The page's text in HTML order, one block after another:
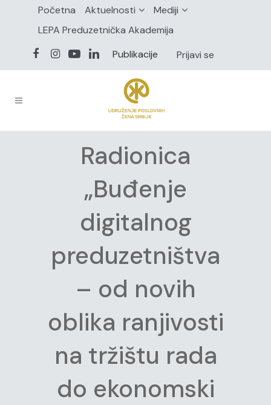
Početna Aktuelnosti
Mediji
LEPA Preduzetnička Akademija
Publikacije
Prijavi se
Radionica
„Buđenje
digitalnog
preduzetništva
– od novih
oblika ranjivosti
na tržištu rada
do ekonomski